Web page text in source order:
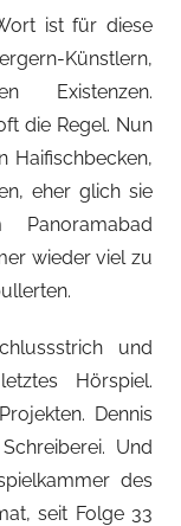
ist für diese
Künstlern,
Existenzen.
die Regel. Nun
Haifischbecken,
eher glich sie
Panoramabad
wieder viel zu
und
Hörspiel.
Dennis
Und
des
seit Folge 33